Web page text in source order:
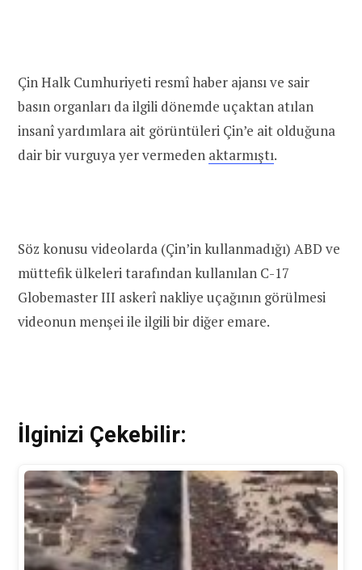
Çin Halk Cumhuriyeti resmî haber ajansı ve sair
basın organları da ilgili dönemde uçaktan atılan
insanî yardımlara ait görüntüleri Çin’e ait olduğuna
dair bir vurguya yer vermeden aktarmıştı.
Söz konusu videolarda (Çin’in kullanmadığı) ABD ve
müttefik ülkeleri tarafından kullanılan C-17
Globemaster III askerî nakliye uçağının görülmesi
videonun menşei ile ilgili bir diğer emare.
İlginizi Çekebilir: